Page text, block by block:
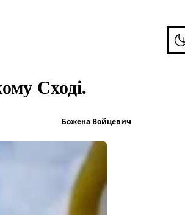
Сході.
Божена Войцевич